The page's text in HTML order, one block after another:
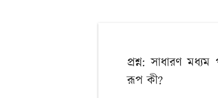
প্রশ্ন: সাধারণ
রূপ কী?